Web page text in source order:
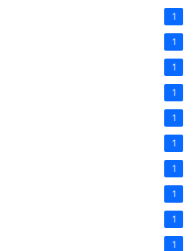
1
1
1
1
1
1
1
1
1
1